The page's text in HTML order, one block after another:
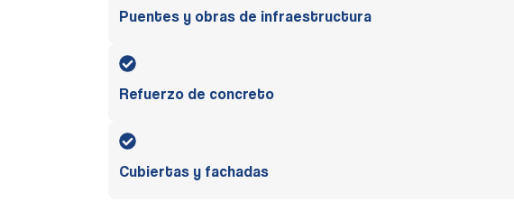
Puentes y obras de infraestructura
Refuerzo de concreto
Cubiertas y fachadas